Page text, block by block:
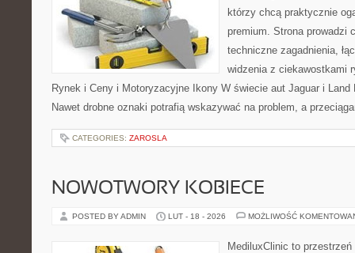
którzy chcą praktycznie
premium. Strona prowadzi
techniczne zagadnienia,
widzenia z ciekawostkami
Rynek i Ceny i Motoryzacyjne Ikony W świecie aut Jaguar i
Nawet drobne oznaki potrafią wskazywać na problem, a
CATEGORIES: ZAROSLA
NOWOTWORY KOBIECE
POSTED BY ADMIN LUT - 18 - 2026 MOŻLIWOŚĆ
MediluxClinic to